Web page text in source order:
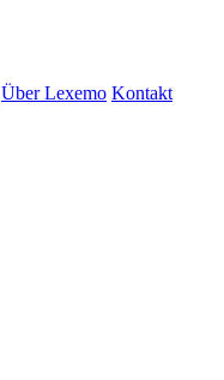
Über Lexemo Kontakt